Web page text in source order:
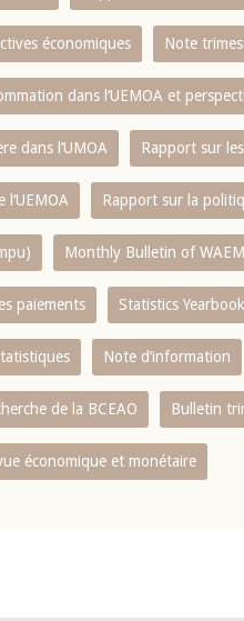
économiques Note
dans l‘UEMOA et
dans l‘UMOA Rapport sur
Rapport sur la
Monthly Bulletin of
paiements Statistics Yearbook
Note d’information
de la BCEAO Bulletin
économique et monétaire